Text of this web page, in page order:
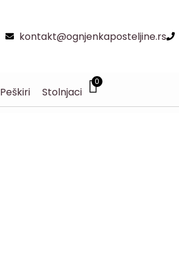
kontakt@ognjenkaposteljine.rs
Peškiri Stolnjaci
0